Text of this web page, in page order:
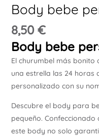
Body bebe
8,50 €
Body bebe
El churumbel más bonito
una estrella las 24 horas
personalizado con su
Descubre el body para
pequeño.
este body no solo